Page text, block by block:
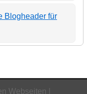
Blogheader für
Webseiten